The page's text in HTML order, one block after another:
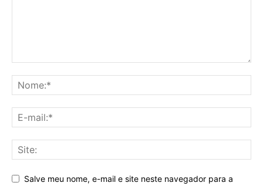
Salve meu nome, e-mail e site neste navegador para a